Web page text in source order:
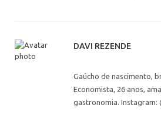
DAVI REZENDE
Gaúcho de nascimento,
Economista, 26 anos,
gastronomia. Instagram: